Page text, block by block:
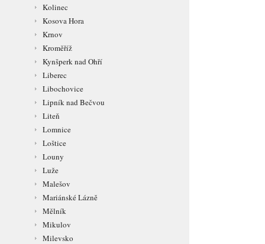
Kolinec
Kosova Hora
Krnov
Kroměříž
Kynšperk nad Ohří
Liberec
Libochovice
Lipník nad Bečvou
Liteň
Lomnice
Loštice
Louny
Luže
Malešov
Mariánské Lázně
Mělník
Mikulov
Milevsko